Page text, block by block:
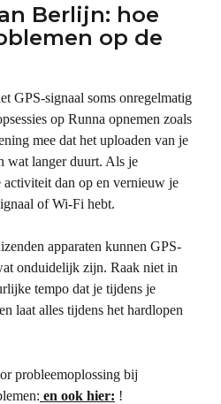
Berlijn: hoe
op de
GPS-signaal soms onregelmatig
op Runna opnemen zoals
mee dat het uploaden van je
wat langer duurt. Als je
dan op en vernieuw je
of Wi-Fi hebt.
apparaten kunnen GPS-
onduidelijk zijn. Raak niet in
tempo dat je tijdens je
laat alles tijdens het hardlopen
probleemoplossing bij
en ook hier: !